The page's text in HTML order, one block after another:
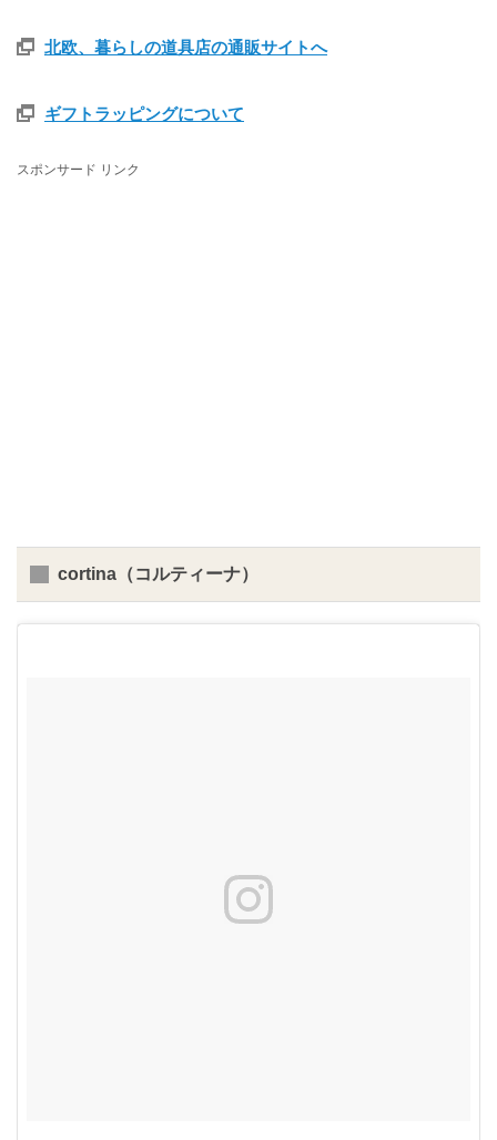
北欧、暮らしの道具店の通販サイトへ
ギフトラッピングについて
スポンサード リンク
cortina（コルティーナ）